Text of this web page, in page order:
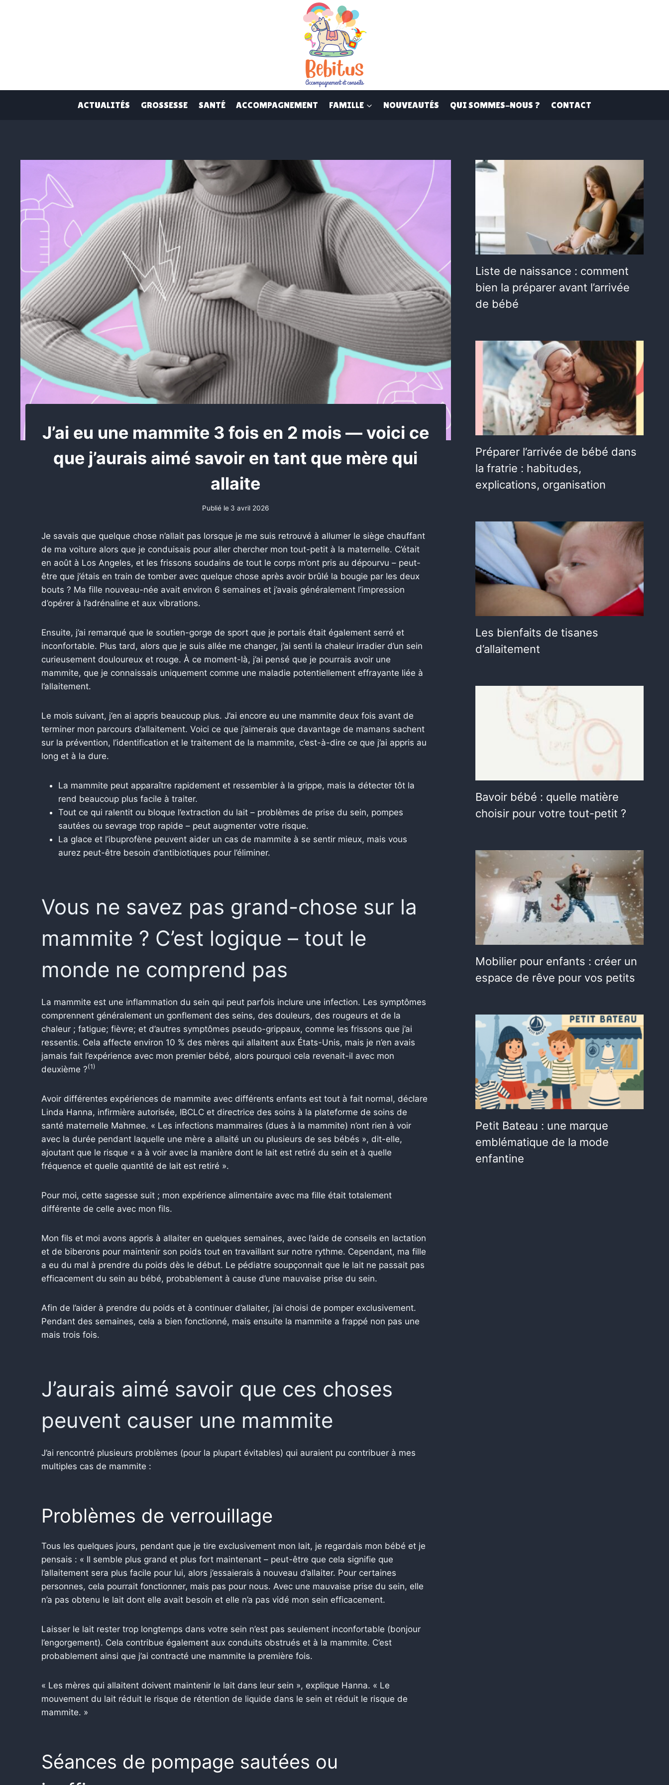
ACTUALITÉS GROSSESSE SANTÉ ACCOMPAGNEMENT FAMILLE NOUVEAUTÉS QUI SOMMES-NOUS ? CONTACT
J’ai eu une mammite 3 fois en 2 mois — voici ce
que j’aurais aimé savoir en tant que mère qui
allaite
Publié le 3 avril 2026
Je savais que quelque chose n’allait pas lorsque je me suis retrouvé à allumer le siège chauffant
de ma voiture alors que je conduisais pour aller chercher mon tout-petit à la maternelle. C’était
en août à Los Angeles, et les frissons soudains de tout le corps m’ont pris au dépourvu – peut-
être que j’étais en train de tomber avec quelque chose après avoir brûlé la bougie par les deux
bouts ? Ma fille nouveau-née avait environ 6 semaines et j’avais généralement l’impression
d’opérer à l’adrénaline et aux vibrations.
Ensuite, j’ai remarqué que le soutien-gorge de sport que je portais était également serré et
inconfortable. Plus tard, alors que je suis allée me changer, j’ai senti la chaleur irradier d’un sein
curieusement douloureux et rouge. À ce moment-là, j’ai pensé que je pourrais avoir une
mammite, que je connaissais uniquement comme une maladie potentiellement effrayante liée à
l’allaitement.
Le mois suivant, j’en ai appris beaucoup plus. J’ai encore eu une mammite deux fois avant de
terminer mon parcours d’allaitement. Voici ce que j’aimerais que davantage de mamans sachent
sur la prévention, l’identification et le traitement de la mammite, c’est-à-dire ce que j’ai appris au
long et à la dure.
La mammite peut apparaître rapidement et ressembler à la grippe, mais la détecter tôt la
rend beaucoup plus facile à traiter.
Tout ce qui ralentit ou bloque l’extraction du lait – problèmes de prise du sein, pompes
sautées ou sevrage trop rapide – peut augmenter votre risque.
La glace et l’ibuprofène peuvent aider un cas de mammite à se sentir mieux, mais vous
aurez peut-être besoin d’antibiotiques pour l’éliminer.
Vous ne savez pas grand-chose sur la
mammite ? C’est logique – tout le
monde ne comprend pas
La mammite est une inflammation du sein qui peut parfois inclure une infection. Les symptômes
comprennent généralement un gonflement des seins, des douleurs, des rougeurs et de la
chaleur ; fatigue; fièvre; et d’autres symptômes pseudo-grippaux, comme les frissons que j’ai
ressentis. Cela affecte environ 10 % des mères qui allaitent aux États-Unis, mais je n’en avais
jamais fait l’expérience avec mon premier bébé, alors pourquoi cela revenait-il avec mon
deuxième ?(1)
Avoir différentes expériences de mammite avec différents enfants est tout à fait normal, déclare
Linda Hanna, infirmière autorisée, IBCLC et directrice des soins à la plateforme de soins de
santé maternelle Mahmee. « Les infections mammaires (dues à la mammite) n’ont rien à voir
avec la durée pendant laquelle une mère a allaité un ou plusieurs de ses bébés », dit-elle,
ajoutant que le risque « a à voir avec la manière dont le lait est retiré du sein et à quelle
fréquence et quelle quantité de lait est retiré ».
Pour moi, cette sagesse suit ; mon expérience alimentaire avec ma fille était totalement
différente de celle avec mon fils.
Mon fils et moi avons appris à allaiter en quelques semaines, avec l’aide de conseils en lactation
et de biberons pour maintenir son poids tout en travaillant sur notre rythme. Cependant, ma fille
a eu du mal à prendre du poids dès le début. Le pédiatre soupçonnait que le lait ne passait pas
efficacement du sein au bébé, probablement à cause d’une mauvaise prise du sein.
Afin de l’aider à prendre du poids et à continuer d’allaiter, j’ai choisi de pomper exclusivement.
Pendant des semaines, cela a bien fonctionné, mais ensuite la mammite a frappé non pas une
mais trois fois.
J’aurais aimé savoir que ces choses
peuvent causer une mammite
J’ai rencontré plusieurs problèmes (pour la plupart évitables) qui auraient pu contribuer à mes
multiples cas de mammite :
Problèmes de verrouillage
Tous les quelques jours, pendant que je tire exclusivement mon lait, je regardais mon bébé et je
pensais : « Il semble plus grand et plus fort maintenant – peut-être que cela signifie que
l’allaitement sera plus facile pour lui, alors j’essaierais à nouveau d’allaiter. Pour certaines
personnes, cela pourrait fonctionner, mais pas pour nous. Avec une mauvaise prise du sein, elle
n’a pas obtenu le lait dont elle avait besoin et elle n’a pas vidé mon sein efficacement.
Laisser le lait rester trop longtemps dans votre sein n’est pas seulement inconfortable (bonjour
l’engorgement). Cela contribue également aux conduits obstrués et à la mammite. C’est
probablement ainsi que j’ai contracté une mammite la première fois.
« Les mères qui allaitent doivent maintenir le lait dans leur sein », explique Hanna. « Le
mouvement du lait réduit le risque de rétention de liquide dans le sein et réduit le risque de
mammite. »
Séances de pompage sautées ou
Liste de naissance : comment
bien la préparer avant l’arrivée
de bébé
Préparer l’arrivée de bébé dans
la fratrie : habitudes,
explications, organisation
Les bienfaits de tisanes
d’allaitement
Bavoir bébé : quelle matière
choisir pour votre tout-petit ?
Mobilier pour enfants : créer un
espace de rêve pour vos petits
Petit Bateau : une marque
emblématique de la mode
enfantine